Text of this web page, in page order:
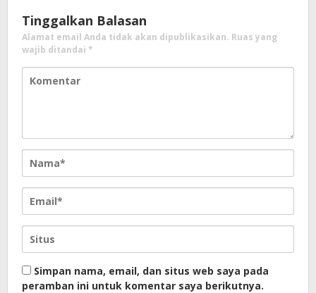
Tinggalkan Balasan
Alamat email Anda tidak akan dipublikasikan. Ruas yang
wajib ditandai *
Simpan nama, email, dan situs web saya pada
peramban ini untuk komentar saya berikutnya.